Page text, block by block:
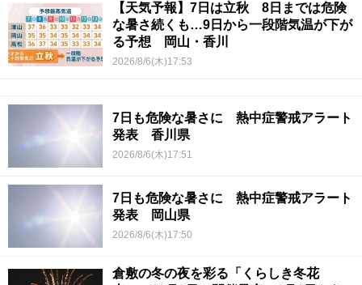
【天気予報】7日は立秋 8日までは危険
な暑さ続くも…9日から一段階気温が下が
る予想 岡山・香川
2026/8/6(木)17:53
7日も危険な暑さに 熱中症警戒アラート
発表 香川県
2026/8/6(木)17:51
7日も危険な暑さに 熱中症警戒アラート
発表 岡山県
2026/8/6(木)17:50
倉敷の冬の夜を彩る「くらしき冬花